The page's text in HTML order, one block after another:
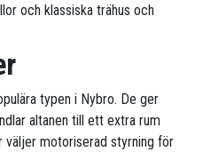
och klassiska trähus och
typen i Nybro. De ger
altanen till ett extra rum
väljer motoriserad styrning för